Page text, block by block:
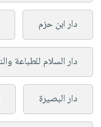
دار ابن حزم
دار السلام للطباعة
دار البصيرة